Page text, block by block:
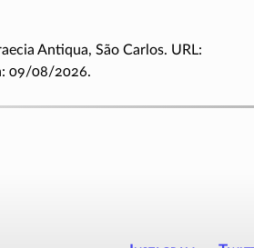
Antiqua, São Carlos. URL:
09/08/2026.